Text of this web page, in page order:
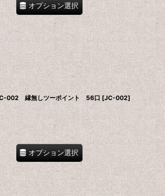
オプション選択
縁無しツーポイント 56口 [JC-002]
オプション選択